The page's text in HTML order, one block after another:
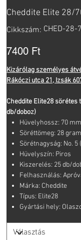
Cheddite Elite 28/
Cikkszám: Cikkszám:
CHED-
CHED-
Ár
7400 Ft
Kizárólag személyes
Rákóczi utca 21, Izsák
Cheddite Elite28 sörétes
db/doboz)
Hüvelyhossz: 70 mm
Söréttömeg: 28
Sörétnagyság: No. 5
Hüvelyszín: Piros
Kiszerelés: 25 db/
Felhasználás:
Márka: Cheddite
Típus: Elite28
Gyártási hely: